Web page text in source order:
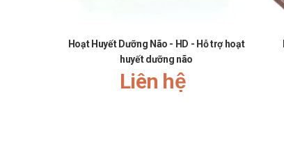
Hoạt Huyết Dưỡng Não - HD - Hỗ trợ hoạt
huyết dưỡng não
Liên hệ